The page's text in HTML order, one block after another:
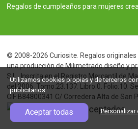
Regalos de cumpleaños para mujeres
© 2008-2026 Curiosite. Regalos
una producción de Milimetrado diseño y
S.L.. Inscrita en el Registro Mercantil de
del 2006. Tomo:23.137. Libro:0. Folio:10.
CIF:B84800341 C/ Corredera Alta de San
Utilizamos cookies propias y de terceros
publicitarios.
Aceptar todas Personalizar